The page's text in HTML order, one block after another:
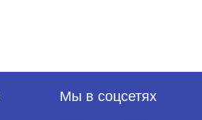
Мы в соцсетях